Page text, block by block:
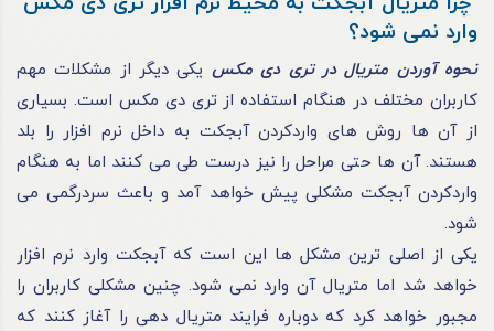
وارد نمی‌ شود؟
نحوه آوردن متریال در تری دی مکس یکی دیگر از مشکلات مهم
کاربران مختلف در هنگام استفاده از تری دی مکس است. بسیاری
از آن‌ ها روش‌ های واردکردن آبجکت به داخل نرم‌ افزار را بلد
هستند. آن‌ ها حتی مراحل را نیز درست طی می‌ کنند اما به‌ هنگام
واردکردن آبجکت مشکلی پیش خواهد آمد و باعث سردرگمی می‌
شود.
یکی از اصلی‌ ترین مشکل‌ ها این است که آبجکت وارد نرم‌ افزار
خواهد شد اما متریال آن وارد نمی‌ شود. چنین مشکلی کاربران را
مجبور خواهد کرد که دوباره فرایند متریال‌ دهی را آغاز کنند که